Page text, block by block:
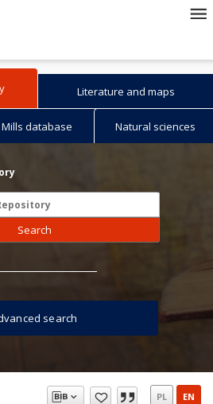
Literature and maps
Mills database Natural sciences
Search
search
PL EN